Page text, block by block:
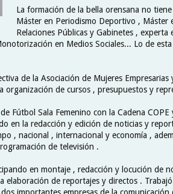
La formación de la bella orensana no
Máster en Periodismo Deportivo , Máster
Relaciones Públicas y Gabinetes , experta
en Medios Sociales... Lo de esta
de la Asociación de Mujeres Empresarias
organización de cursos , presupuestos y
Fútbol Sala Femenino con la Cadena COPE
en la redacción y edición de noticias y
, nacional , internacional y economía ,
de televisión .
en montaje , redacción y locución de
elaboración de reportajes y directos .
importantes empresas de la comunicación